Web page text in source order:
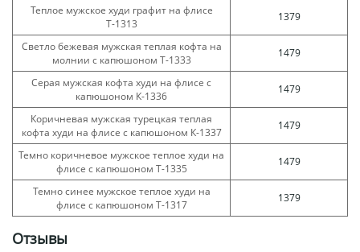
Теплое мужское худи графит на флисе
Т-1313
1379
Светло бежевая мужская теплая кофта на
молнии с капюшоном Т-1333
1479
Серая мужская кофта худи на флисе с
капюшоном К-1336
1479
Коричневая мужская турецкая теплая
кофта худи на флисе с капюшоном К-1337
1479
Темно коричневое мужское теплое худи на
флисе с капюшоном Т-1335
1479
Темно синее мужское теплое худи на
флисе с капюшоном Т-1317
1379
Отзывы